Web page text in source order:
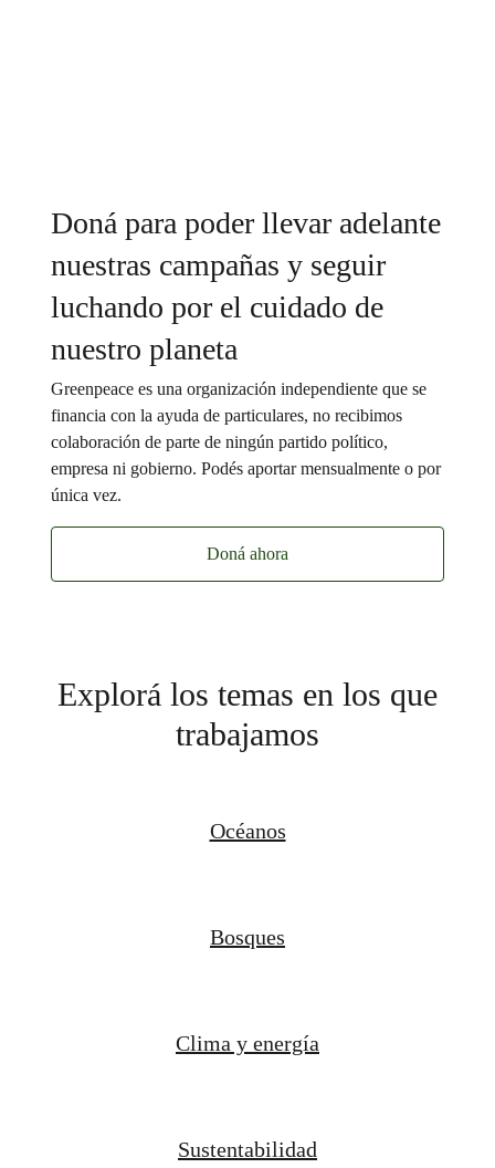
Doná para poder llevar adelante
nuestras campañas y seguir
luchando por el cuidado de
nuestro planeta
Greenpeace es una organización independiente que se
financia con la ayuda de particulares, no recibimos
colaboración de parte de ningún partido político,
empresa ni gobierno. Podés aportar mensualmente o por
única vez.
Doná ahora
Explorá los temas en los que
trabajamos
Océanos
Bosques
Clima y energía
Sustentabilidad